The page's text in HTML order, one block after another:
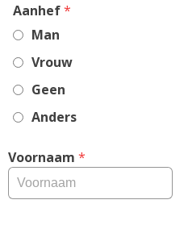
Aanhef,*
Man
Vrouw
Geen
Anders
Voornaam *